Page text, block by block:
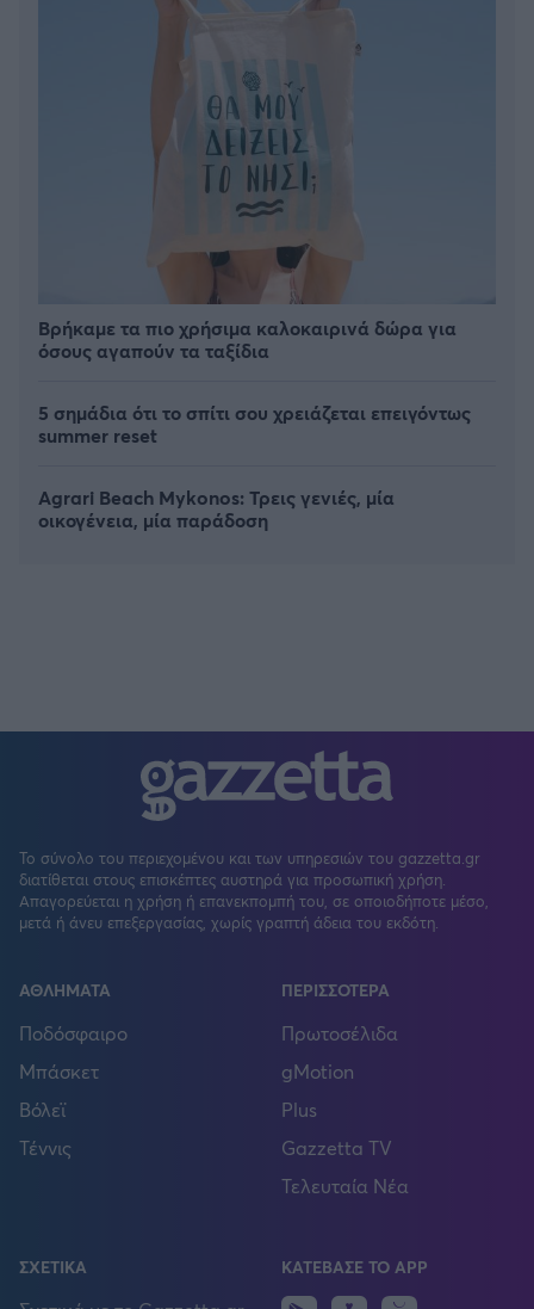
Βρήκαμε τα πιο χρήσιμα καλοκαιρινά δώρα για
όσους αγαπούν τα ταξίδια
5 σημάδια ότι το σπίτι σου χρειάζεται επειγόντως
summer reset
Agrari Beach Mykonos: Τρεις γενιές, μία
οικογένεια, μία παράδοση
Το σύνολο του περιεχομένου και των υπηρεσιών του gazzetta.gr
διατίθεται στους επισκέπτες αυστηρά για προσωπική χρήση.
Απαγορεύεται η χρήση ή επανεκπομπή του, σε οποιοδήποτε μέσο,
μετά ή άνευ επεξεργασίας, χωρίς γραπτή άδεια του εκδότη.
ΑΘΛΗΜΑΤΑ
Ποδόσφαιρο
Μπάσκετ
Βόλεϊ
Τέννις
ΠΕΡΙΣΣΟΤΕΡΑ
Πρωτοσέλιδα
gMotion
Plus
Gazzetta TV
Τελευταία Νέα
ΣΧΕΤΙΚΑ ΚΑΤΕΒΑΣΕ ΤΟ APP